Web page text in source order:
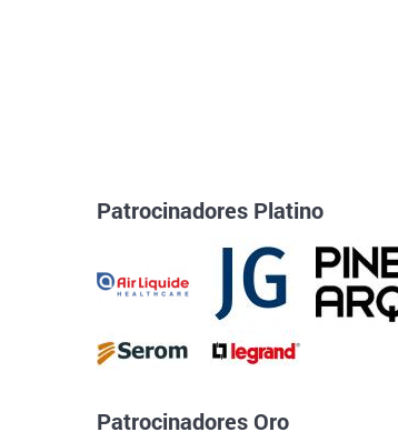
Patrocinadores Platino
Patrocinadores Oro